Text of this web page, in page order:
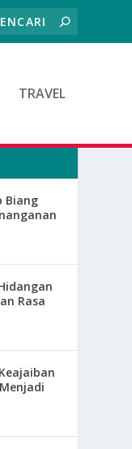
TRAVEL
Biang
Rasa